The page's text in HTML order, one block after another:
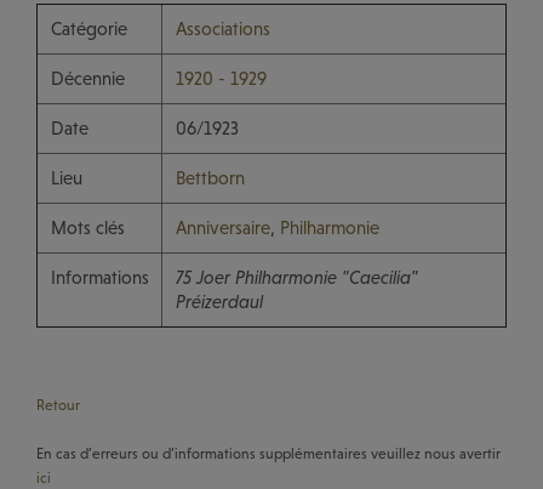
Catégorie Associations
Décennie 1920 - 1929
Date 06/1923
Lieu Bettborn
Mots clés Anniversaire, Philharmonie
Informations
75 Joer Philharmonie "Caecilia"
Préizerdaul
Retour
En cas d’erreurs ou d’informations supplémentaires veuillez nous avertir
ici